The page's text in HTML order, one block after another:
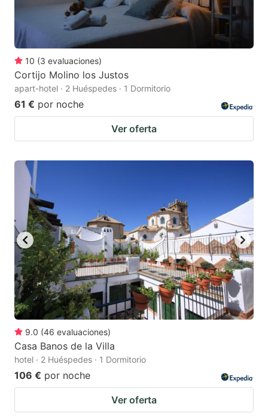
10 (3 evaluaciones)
Cortijo Molino los Justos
apart-hotel · 2 Huéspedes · 1 Dormitorio
61 € por noche
Ver oferta
9.0 (46 evaluaciones)
Casa Banos de la Villa
hotel · 2 Huéspedes · 1 Dormitorio
106 € por noche
Ver oferta